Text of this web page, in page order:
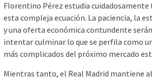
Florentino Pérez estudia cuidadosamente
esta compleja ecuación. La paciencia, la
y una oferta económica contundente
intentar culminar lo que se perfila como
más complicados del próximo mercado
Mientras tanto, el Real Madrid mantiene